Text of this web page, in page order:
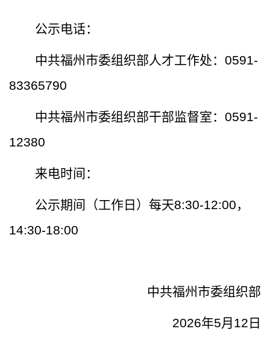
公示电话：
中共福州市委组织部人才工作处： 0591-
83365790
中共福州市委组织部干部监督室：0591-
12380
来电时间：
公示期间（工作日）每天8:30-12:00，
14:30-18:00
中共福州市委组织部
2026年5月12 日